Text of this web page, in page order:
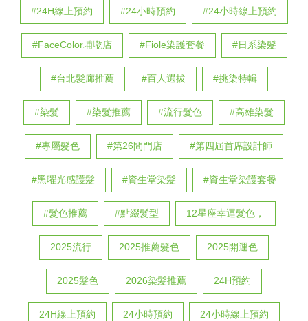
#24H線上預約 #24小時預約 #24小時線上預約
#FaceColor埔墘店 #Fiole染護套餐 #日系染髮
#台北髮廊推薦 #百人選拔 #挑染特輯
#染髮 #染髮推薦 #流行髮色 #高雄染髮
#專屬髮色 #第26間門店 #第四屆首席設計師
#黑曜光感護髮 #資生堂染髮 #資生堂染護套餐
#髮色推薦 #點綴髮型 12星座幸運髮色，
2025流行 2025推薦髮色 2025開運色
2025髮色 2026染髮推薦 24H預約
24H線上預約 24小時預約 24小時線上預約